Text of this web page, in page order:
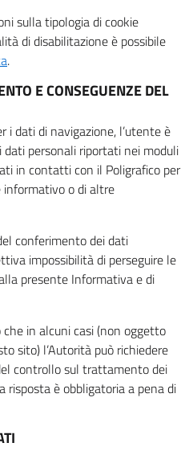
sulla tipologia di cookie
di disabilitazione è possibile
.
E CONSEGUENZE DEL
i dati di navigazione, l’utente è
dati personali riportati nei moduli
in contatti con il Poligrafico per
informativo o di altre
conferimento dei dati
impossibilità di perseguire le
presente Informativa e di
in alcuni casi (non oggetto
sito) l’Autorità può richiedere
controllo sul trattamento dei
risposta è obbligatoria a pena di